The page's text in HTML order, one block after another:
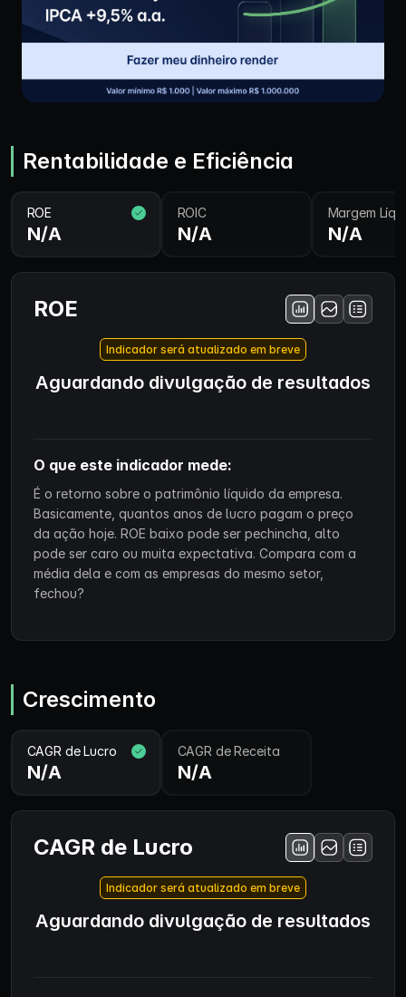
Rentabilidade e Eficiência
ROE
N/A
ROIC
N/A
Margem
N/A
ROE
Indicador será atualizado em breve
Aguardando divulgação de resultados
O que este indicador mede:
É o retorno sobre o patrimônio líquido da empresa.
Basicamente, quantos anos de lucro pagam o preço
da ação hoje. ROE baixo pode ser pechincha, alto
pode ser caro ou muita expectativa. Compara com a
média dela e com as empresas do mesmo setor,
fechou?
Crescimento
CAGR de Lucro
N/A
CAGR de Receita
N/A
CAGR de Lucro
Indicador será atualizado em breve
Aguardando divulgação de resultados